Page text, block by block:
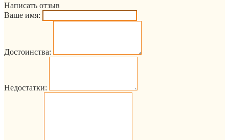
Написать отзыв
Ваше имя:
Достоинства:
Недостатки: